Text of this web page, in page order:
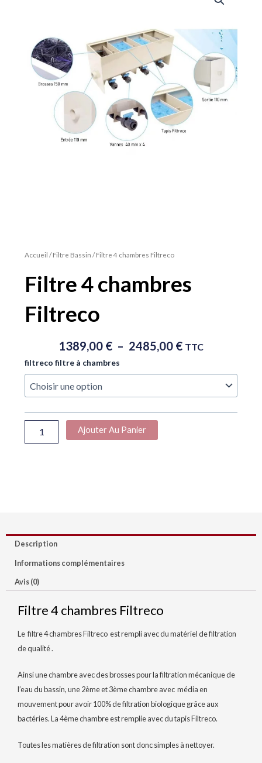
Accueil /Filtre Bassin / Filtre 4 chambres Filtreco
Filtre 4 chambres
Filtreco
1389,00 € – 2485,00 €Plage
Prix :
1389,00 €
À
2485,00 €
TTC
filtreco filtre à chambres
quantité
de
Filtre
4
Filtreco
Ajouter Au Panier
Description
Informations complémentaires
Avis (0)
Filtre 4 chambres Filtreco
Le filtre 4 chambres Filtreco est rempli avec du matériel de filtration
de qualité .
Ainsi une chambre avec des brosses pour la filtration mécanique de
l’eau du bassin, une 2ème et 3ème chambre avec média en
mouvement pour avoir 100% de filtration biologique grâce aux
bactéries. La4ème chambre est remplie avec du tapis Filtreco.
Toutes les matières de filtration sont donc simples à nettoyer.